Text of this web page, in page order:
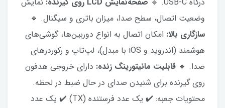
وضعیت اتصال، سطح صدا، میزان باتری و سیگنال. 🔹
سازگاری بالا: امکان اتصال به انواع دوربین‌ها، گوشی‌های
هوشمند (اندروید و iOS با مبدل)، لپ‌تاپ و رکوردرهای
صدا. 🔹 قابلیت مانیتورینگ زنده: دارای خروجی هدفون
روی گیرنده برای شنیدن صدای در حال ضبط در لحظه.
محتویات جعبه: ✔️ یک عدد فرستنده (TX) ✔️ یک عدد